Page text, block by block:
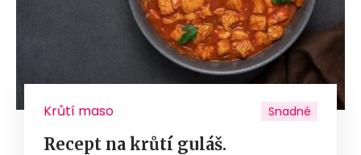
Krůtí maso Snadné
Recept na krůtí guláš.